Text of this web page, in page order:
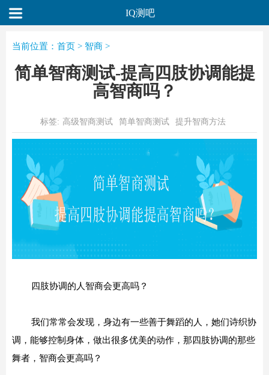
IQ测吧
当前位置： 首页 > 智商 >
简单智商测试-提高四肢协调能提
高智商吗？
标签: 高级智商测试 简单智商测试 提升智商方法
四肢协调的人智商会更高吗？
我们常常会发现，身边有一些善于舞蹈的人，她们诗织协
调，能够控制身体，做出很多优美的动作，那四肢协调的那些
舞者，智商会更高吗？